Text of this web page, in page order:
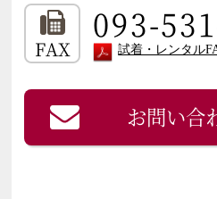
FAX
093-
試着・レンタル
お問い合